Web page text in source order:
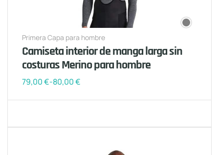
Primera Capa para hombre
Camiseta interior de manga larga sin
costuras Merino para hombre
79,00€-80,00€